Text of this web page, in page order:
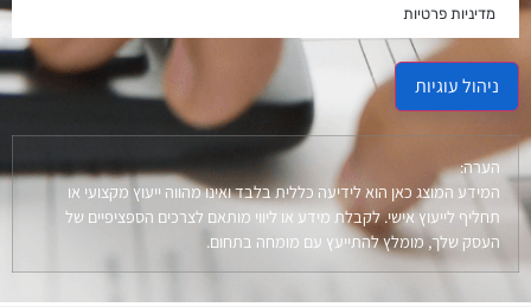
מדיניות פרטיות
ניהול עוגיות
הערה:
המידע המוצג כאן הוא לידיעה כללית בלבד ואינו מהווה ייעוץ מקצועי או
תחליף לייעוץ אישי. לקבלת מידע או ליווי מותאם לצרכים הספציפיים של
העסק שלך, מומלץ להתייעץ עם מומחה בתחום.